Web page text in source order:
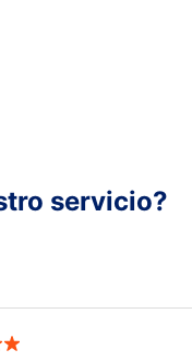
servicio?